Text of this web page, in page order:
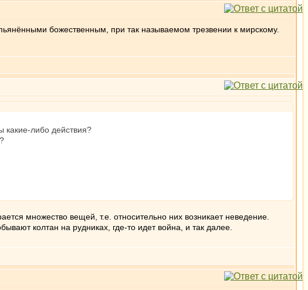
божественным, при так называемом трезвении к мирскому.
какие-либо действия?
множество вещей, т.е. относительно них возникает неведение.
колтан на рудниках, где-то идет война, и так далее.